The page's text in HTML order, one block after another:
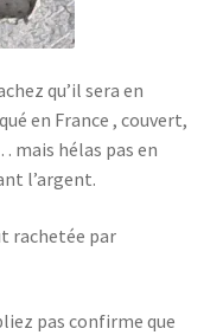
qu’il sera en
en France , couvert,
hélas pas en
l’argent.
rachetée par
pas confirme que